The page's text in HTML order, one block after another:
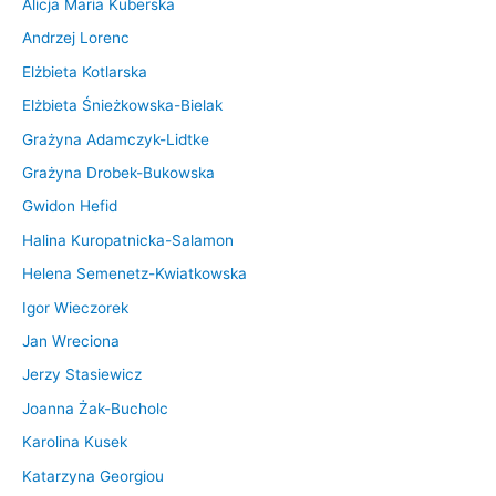
Alicja Maria Kuberska
Andrzej Lorenc
Elżbieta Kotlarska
Elżbieta Śnieżkowska-Bielak
Grażyna Adamczyk-Lidtke
Grażyna Drobek-Bukowska
Gwidon Hefid
Halina Kuropatnicka-Salamon
Helena Semenetz-Kwiatkowska
Igor Wieczorek
Jan Wreciona
Jerzy Stasiewicz
Joanna Żak-Bucholc
Karolina Kusek
Katarzyna Georgiou